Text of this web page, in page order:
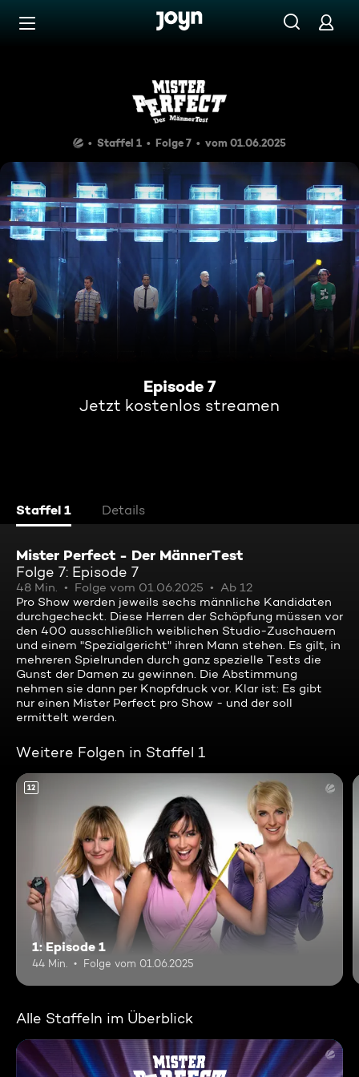
Zum Inhalt springen
Episode 7
Staffel 1 Folge 7 vom 01.06.2025
Episode 7
Jetzt kostenlos streamen
Staffel 1 Details
Mister Perfect - Der MännerTest
Folge 7: Episode 7
48 Min. Folge vom 01.06.2025
Ab 12
Pro Show werden jeweils sechs männliche Kandidaten
durchgecheckt. Diese Herren der Schöpfung müssen vor
den 400 ausschließlich weiblichen Studio-Zuschauern
und einem "Spezialgericht" ihren Mann stehen. Es gilt, in
mehreren Spielrunden durch ganz spezielle Tests die
Gunst der Damen zu gewinnen. Die Abstimmung
nehmen sie dann per Knopfdruck vor. Klar ist: Es gibt
nur einen Mister Perfect pro Show - und der soll
ermittelt werden.
Weitere Folgen in Staffel 1
12
1: Episode 1
44 Min. Folge vom 01.06.2025
Alle Staffeln im Überblick